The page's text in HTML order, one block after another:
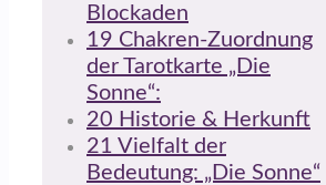
Blockaden
19 Chakren-Zuordnung
der Tarotkarte „Die
Sonne“:
20 Historie & Herkunft
21 Vielfalt der
Bedeutung: „Die Sonne“